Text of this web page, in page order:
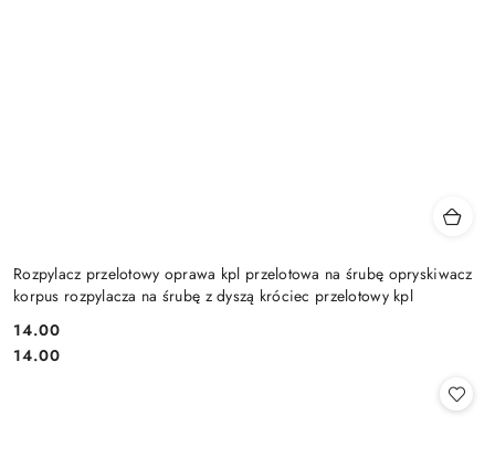
Rozpylacz przelotowy oprawa kpl przelotowa na śrubę opryskiwacz
korpus rozpylacza na śrubę z dyszą króciec przelotowy kpl
Cena:
14.00
Cena:
14.00